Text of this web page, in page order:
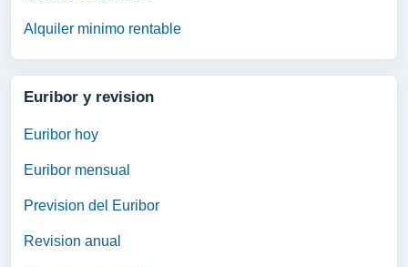
Alquiler minimo rentable
Euribor y revision
Euribor hoy
Euribor mensual
Prevision del Euribor
Revision anual